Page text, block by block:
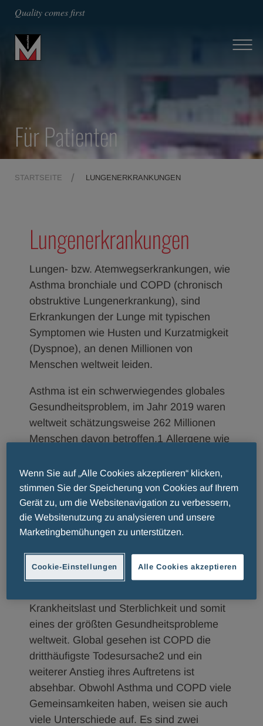
Quality comes first
Für Patienten
STARTSEITE LUNGENERKRANKUNGEN
Lungenerkrankungen
Lungen- bzw. Atemwegserkrankungen, wie
Asthma bronchiale und COPD (chronisch
obstruktive Lungenerkrankung), sind
Erkrankungen der Lunge mit typischen
Symptomen wie Husten und Kurzatmigkeit
(Dyspnoe), an denen Millionen von
Menschen weltweit leiden.
Asthma ist ein schwerwiegendes globales
Gesundheitsproblem, im Jahr 2019 waren
weltweit schätzungsweise 262 Millionen
Menschen davon betroffen.1 Allergene wie
Katze wie auch Zigarettenrauch oder
Luftverschmutzung können die typischen
Asthma-Symptome wie Husten,
Kurzatmigkeit oder Engegefühl in der Brust
auslösen.
COPD, im Volksmund oft auch als
Raucherhusten bezeichnet, ist eine der
Krankheitslast und Sterblichkeit und somit
eines der größten Gesundheitsprobleme
weltweit. Global gesehen ist COPD die
dritthäufigste Todesursache2 und ein
weiterer Anstieg ihres Auftretens ist
absehbar. Obwohl Asthma und COPD viele
Gemeinsamkeiten haben, weisen sie auch
viele Unterschiede auf. Es sind zwei
Wenn Sie auf „Alle Cookies akzeptieren“ klicken,
stimmen Sie der Speicherung von Cookies auf Ihrem
Gerät zu, um die Websitenavigation zu verbessern,
die Websitenutzung zu analysieren und unsere
Marketingbemühungen zu unterstützen.
Cookie-Einstellungen Alle Cookies akzeptieren